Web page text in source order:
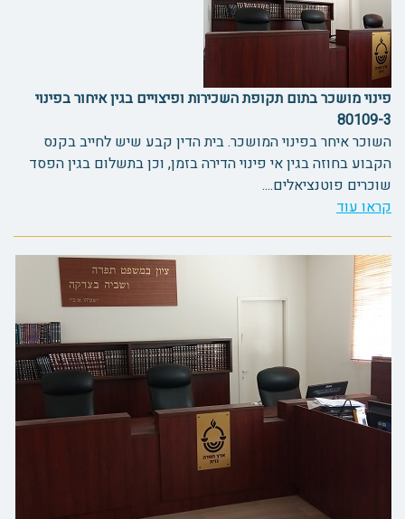
פינוי מושכר בתום תקופת השכירות ופיצויים בגין איחור בפינוי
80109-3
השוכר איחר בפינוי המושכר. בית הדין קבע שיש לחייב בקנס
הקבוע בחוזה בגין אי פינוי הדירה בזמן, וכן בתשלום בגין הפסד
שוכרים פוטנציאלים....
קראו עוד